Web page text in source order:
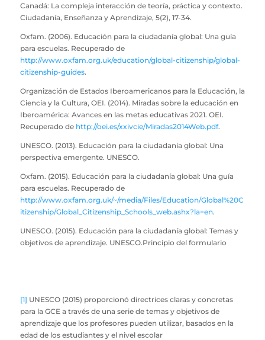
Canadá: La compleja interacción de teoría, práctica y contexto.
Ciudadanía, Enseñanza y Aprendizaje, 5(2), 17-34.
Oxfam. (2006). Educación para la ciudadanía global: Una guía
para escuelas. Recuperado de
http://www.oxfam.org.uk/education/global-citizenship/global-
citizenship-guides.
Organización de Estados Iberoamericanos para la Educación, la
Ciencia y la Cultura, OEI. (2014). Miradas sobre la educación en
Iberoamérica: Avances en las metas educativas 2021. OEI.
Recuperado de http://oei.es/xxivcie/Miradas2014Web.pdf.
UNESCO. (2013). Educación para la ciudadanía global: Una
perspectiva emergente. UNESCO.
Oxfam. (2015). Educación para la ciudadanía global: Una guía
para escuelas. Recuperado de
http://www.oxfam.org.uk/~/media/Files/Education/Global%20C
itizenship/Global_Citizenship_Schools_web.ashx?la=en.
UNESCO. (2015). Educación para la ciudadanía global: Temas y
objetivos de aprendizaje. UNESCO.Principio del formulario
[1] UNESCO (2015) proporcionó directrices claras y concretas
para la GCE a través de una serie de temas y objetivos de
aprendizaje que los profesores pueden utilizar, basados en la
edad de los estudiantes y el nivel escolar